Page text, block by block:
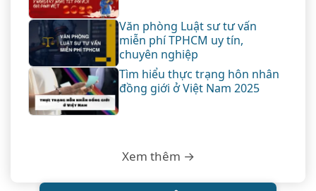
Văn phòng Luật sư tư vấn
miễn phí TPHCM uy tín,
chuyên nghiệp
Tìm hiểu thực trạng hôn nhân
đồng giới ở Việt Nam 2025
Xem thêm →